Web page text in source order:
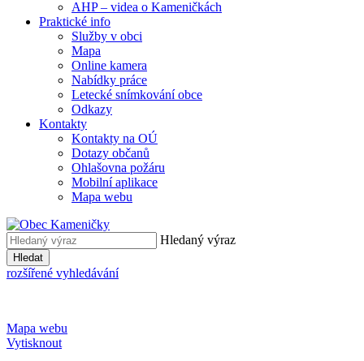
AHP – videa o Kameničkách
Praktické info
Služby v obci
Mapa
Online kamera
Nabídky práce
Letecké snímkování obce
Odkazy
Kontakty
Kontakty na OÚ
Dotazy občanů
Ohlašovna požáru
Mobilní aplikace
Mapa webu
Hledaný výraz
Hledat
rozšířené vyhledávání
Mapa webu
Vytisknout